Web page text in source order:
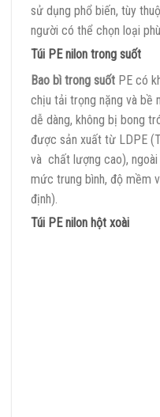
sử dụng phổ biến, tùy
người có thể chọn loại
Túi PE nilon trong suốt
Bao bì trong suốt PE có
chịu tải trọng nặng và bề
dễ dàng, không bị bong
được sản xuất từ LDPE
và chất lượng cao),
mức trung bình, độ mềm
định).
Túi PE nilon hột xoài